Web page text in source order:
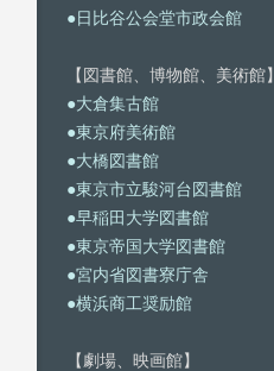
●日比谷公会堂市政会館
【図書館、博物館、美術館】
●大倉集古館
●東京府美術館
●大橋図書館
●東京市立駿河台図書館
●早稲田大学図書館
●東京帝国大学図書館
●宮内省図書寮庁舎
●横浜商工奨励館
【劇場、映画館】